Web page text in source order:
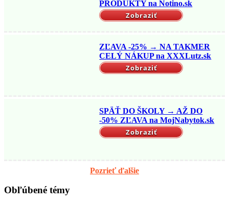
PRODUKTY na Notino.sk
Zobraziť
ZĽAVA -25% → NA TAKMER
CELÝ NÁKUP na XXXLutz.sk
Zobraziť
SPÄŤ DO ŠKOLY → AŽ DO
-50% ZĽAVA na MojNabytok.sk
Zobraziť
Pozrieť ďalšie
Obľúbené témy